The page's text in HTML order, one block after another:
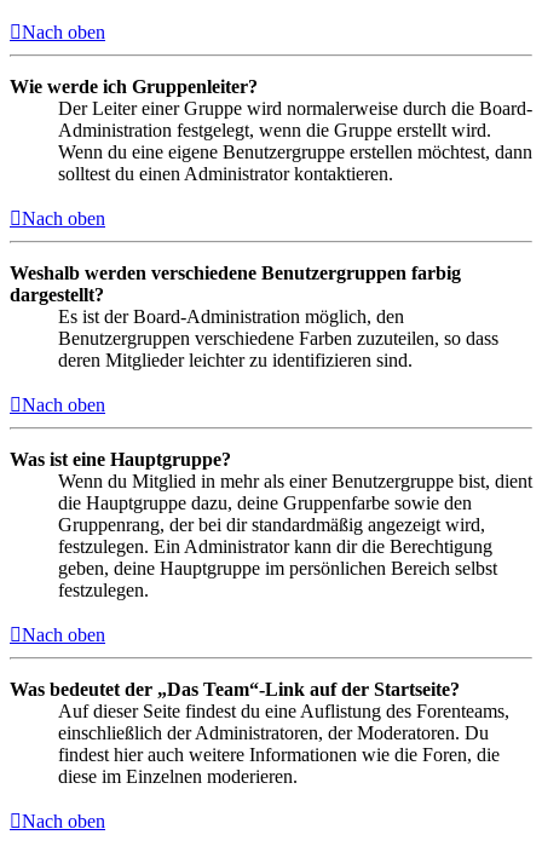
Nach oben
Wie werde ich Gruppenleiter?
Der Leiter einer Gruppe wird normalerweise durch die Board-
Administration festgelegt, wenn die Gruppe erstellt wird.
Wenn du eine eigene Benutzergruppe erstellen möchtest, dann
solltest du einen Administrator kontaktieren.
Nach oben
Weshalb werden verschiedene Benutzergruppen farbig
dargestellt?
Es ist der Board-Administration möglich, den
Benutzergruppen verschiedene Farben zuzuteilen, so dass
deren Mitglieder leichter zu identifizieren sind.
Nach oben
Was ist eine Hauptgruppe?
Wenn du Mitglied in mehr als einer Benutzergruppe bist, dient
die Hauptgruppe dazu, deine Gruppenfarbe sowie den
Gruppenrang, der bei dir standardmäßig angezeigt wird,
festzulegen. Ein Administrator kann dir die Berechtigung
geben, deine Hauptgruppe im persönlichen Bereich selbst
festzulegen.
Nach oben
Was bedeutet der „Das Team“-Link auf der Startseite?
Auf dieser Seite findest du eine Auflistung des Forenteams,
einschließlich der Administratoren, der Moderatoren. Du
findest hier auch weitere Informationen wie die Foren, die
diese im Einzelnen moderieren.
Nach oben